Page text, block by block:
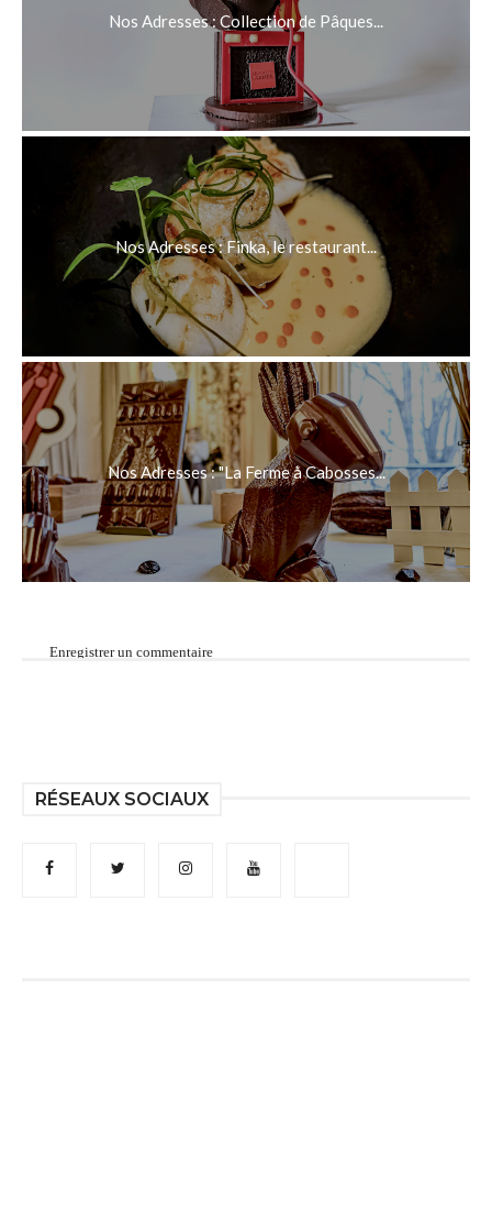
Nos Adresses : Collection de Pâques...
Nos Adresses : Finka, le restaurant...
Nos Adresses : "La Ferme à Cabosses...
Enregistrer un commentaire
RÉSEAUX SOCIAUX